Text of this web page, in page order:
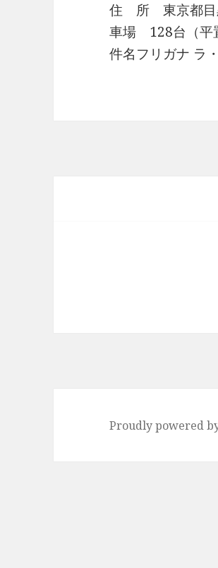
住 所 東京都目
車場 128台（平
件名フリガナ ラ
Proudly powered